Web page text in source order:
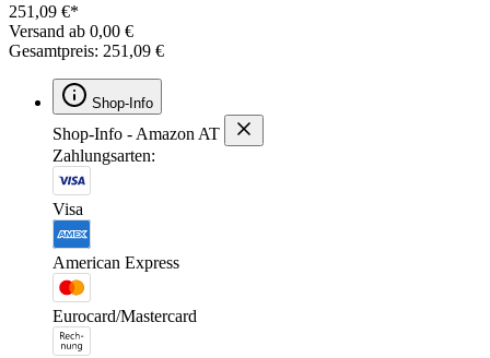
251,09 €*
Versand ab 0,00 €
Gesamtpreis: 251,09 €
Shop-Info
Shop-Info - Amazon AT
Zahlungsarten:
Visa
American Express
Eurocard/Mastercard